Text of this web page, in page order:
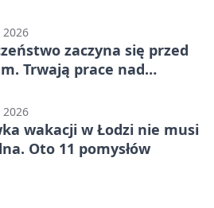
zaczyna się przed
Trwają prace nad
wakacji w Łodzi nie musi
Oto 11 pomysłów